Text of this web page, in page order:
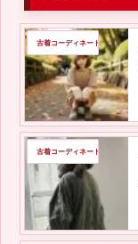
古着コーディネート
古着コーディネート